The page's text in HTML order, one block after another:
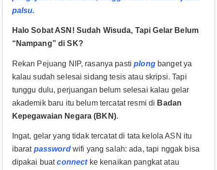
palsu.
Halo Sobat ASN! Sudah Wisuda, Tapi Gelar Belum
“Nampang” di SK?
Rekan Pejuang NIP, rasanya pastiplongbanget ya
kalau sudah selesai sidang tesis atau skripsi. Tapi
tunggu dulu, perjuangan belum selesai kalau gelar
akademik baru itu belum tercatat resmi di Badan
Kepegawaian Negara (BKN).
Ingat, gelar yang tidak tercatat di tata kelola ASN itu
ibarat passwordwifi yang salah: ada, tapi nggak bisa
dipakai buatconnectke kenaikan pangkat atau